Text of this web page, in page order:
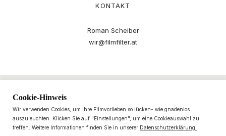
KONTAKT
Roman Scheiber
wir@filmfilter.at
Cookie-Hinweis
Wir verwenden Cookies, um Ihre Filmvorlieben so lücken- wie gnadenlos
auszuleuchten. Klicken Sie auf "Einstellungen", um eine Cookieauswahl zu
treffen. Weitere Informationen finden Sie in unserer Datenschutzerklärung.